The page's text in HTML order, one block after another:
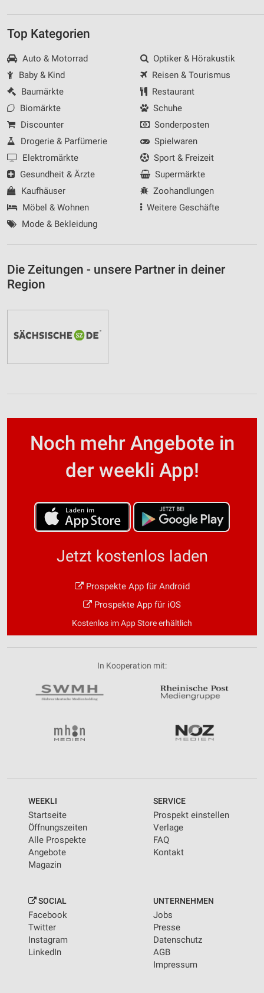
Top Kategorien
Auto & Motorrad
Baby & Kind
Baumärkte
Biomärkte
Discounter
Drogerie & Parfümerie
Elektromärkte
Gesundheit & Ärzte
Kaufhäuser
Möbel & Wohnen
Mode & Bekleidung
Optiker & Hörakustik
Reisen & Tourismus
Restaurant
Schuhe
Sonderposten
Spielwaren
Sport & Freizeit
Supermärkte
Zoohandlungen
Weitere Geschäfte
Die Zeitungen - unsere Partner in deiner
Region
Noch mehr Angebote in
der weekli App!
Jetzt kostenlos laden
Prospekte App für Android
Prospekte App für iOS
Kostenlos im App Store erhältlich
In Kooperation mit:
WEEKLI
Startseite
Öffnungszeiten
Alle Prospekte
Angebote
Magazin
SERVICE
Prospekt einstellen
Verlage
FAQ
Kontakt
SOCIAL
Facebook
Twitter
Instagram
LinkedIn
UNTERNEHMEN
Jobs
Presse
Datenschutz
AGB
Impressum